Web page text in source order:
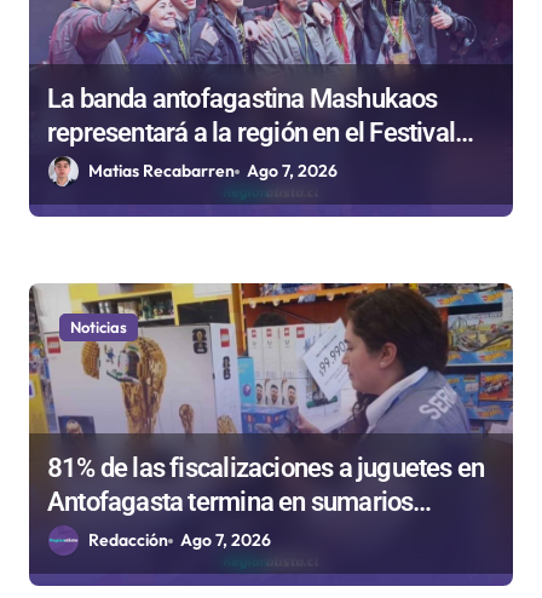
La banda antofagastina Mashukaos
representará a la región en el Festival
Rockódromo de Valparaíso
Matias Recabarren Ago 7, 2026
Noticias
81% de las fiscalizaciones a juguetes en
Antofagasta termina en sumarios
sanitarios
Redacción Ago 7, 2026